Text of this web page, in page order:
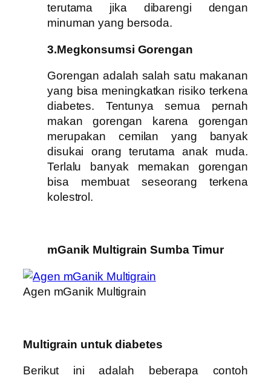
terutama jika dibarengi dengan
minuman yang bersoda.
3.Megkonsumsi Gorengan
Gorengan adalah salah satu makanan
yang bisa meningkatkan risiko terkena
diabetes. Tentunya semua pernah
makan gorengan karena gorengan
merupakan cemilan yang banyak
disukai orang terutama anak muda.
Terlalu banyak memakan gorengan
bisa membuat seseorang terkena
kolestrol.
mGanik Multigrain Sumba Timur
Agen mGanik Multigrain
Multigrain untuk diabetes
Berikut ini adalah beberapa contoh